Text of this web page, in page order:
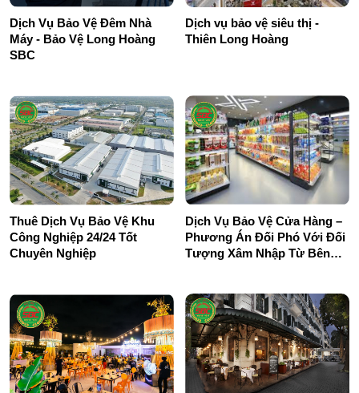
Dịch Vụ Bảo Vệ Đêm Nhà
Máy - Bảo Vệ Long Hoàng
SBC
Dịch vụ bảo vệ siêu thị -
Thiên Long Hoàng
Thuê Dịch Vụ Bảo Vệ Khu
Công Nghiệp 24/24 Tốt
Chuyên Nghiệp
Dịch Vụ Bảo Vệ Cửa Hàng –
Phương Án Đối Phó Với Đối
Tượng Xâm Nhập Từ Bên